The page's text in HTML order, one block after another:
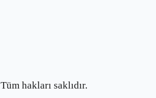
Tüm hakları saklıdır.